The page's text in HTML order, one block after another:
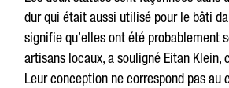
dur qui était aussi utilisé pour le bâti
signifie qu’elles ont été probablement
artisans locaux, a souligné Eitan Klein,
Leur conception ne correspond pas au